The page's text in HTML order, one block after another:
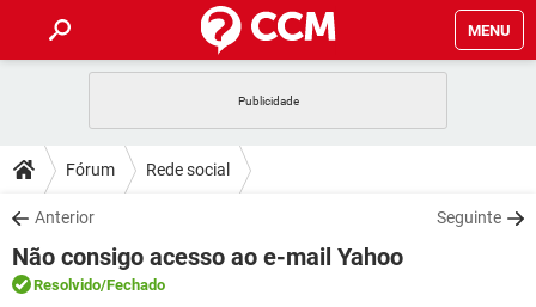
MENU
CELULAR
OUTLOOK
INSTAGRAM GMAIL
GUIA DE COMPRAS
DICAS
JOGOS
OUTLOOK
DOWNLOADS
JOGOS WHATSAPP
CELULAR
FÓRUM
Fórum Rede social
Anterior Seguinte
Não consigo acesso ao e-mail Yahoo
Resolvido/Fechado